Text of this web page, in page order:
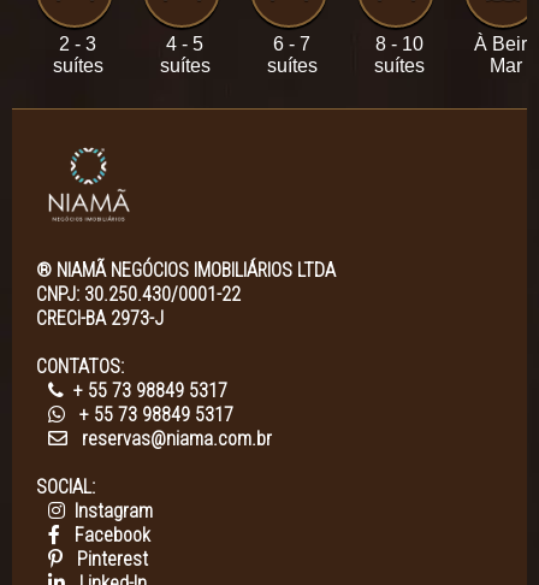
2 - 3
suítes
4 - 5
suítes
6 - 7
suítes
8 - 10
suítes
À Beira
Mar
® NIAMÃ NEGÓCIOS IMOBILIÁRIOS LTDA
CNPJ: 30.250.430/0001-22
CRECI-BA 2973-J
CONTATOS:
+ 55 73 98849 5317
+ 55 73 98849 5317
reservas@niama.com.br
SOCIAL:
Instagram
Facebook
Pinterest